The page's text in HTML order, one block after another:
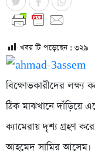
খবর টি পড়েছেন : ৩২৯
বিক্ষোভকারীদের লক্ষ্য
ঠিক মাঝখানে দাঁড়িয়ে
ক্যামেরায় দৃশ্য গ্রহণ করে
আহমেদ সামির আসেম।